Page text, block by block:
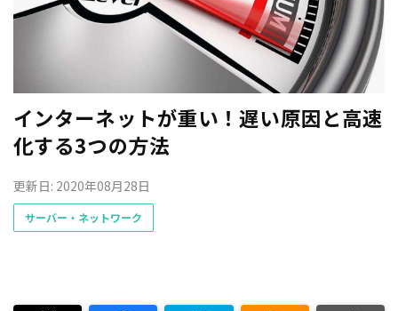
インターネットが重い！遅い原因と高速
化する3つの方法
更新日: 2020年08月28日
サーバー・ネットワーク